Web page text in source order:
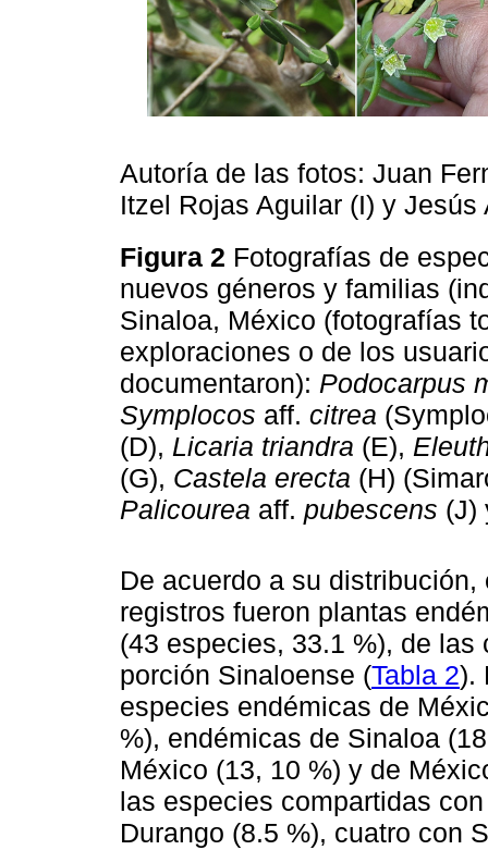
Autoría de las fotos: Juan
Itzel Rojas Aguilar (I) y
Figura 2 Fotografías de
nuevos géneros y familias
Sinaloa, México (fotografías
exploraciones o de los
documentaron): Podocarpus
Symplocos aff. citrea
(D), Licaria triandra (E),
(G), Castela erecta (H)
Palicourea aff. pubescens
De acuerdo a su
registros fueron plantas
(43 especies, 33.1 %), de
porción Sinaloense (Tabla 2).
especies endémicas de
%), endémicas de Sinaloa
México (13, 10 %) y de
las especies compartidas
Durango (8.5 %), cuatro con